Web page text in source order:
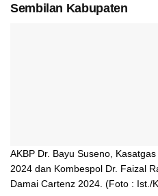
Sembilan Kabupaten
AKBP Dr. Bayu Suseno,
2024 dan Kombespol Dr. Faizal
Damai Cartenz 2024. (Foto : Ist./